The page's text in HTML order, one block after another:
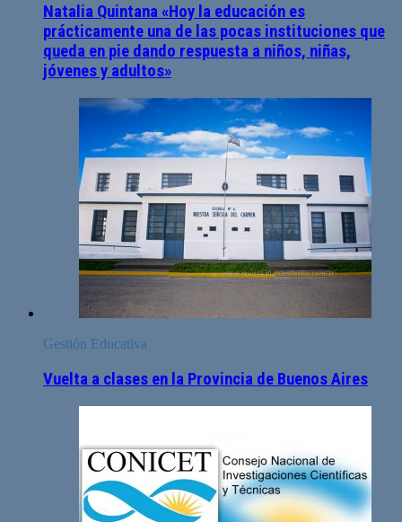
Natalia Quintana «Hoy la educación es
prácticamente una de las pocas instituciones que
queda en pie dando respuesta a niños, niñas,
jóvenes y adultos»
Gestión Educativa
Vuelta a clases en la Provincia de Buenos Aires